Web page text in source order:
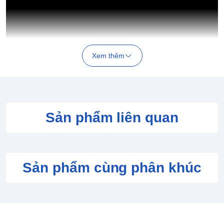
Xem thêm
Sản phẩm liên quan
Sản phẩm cùng phân khúc